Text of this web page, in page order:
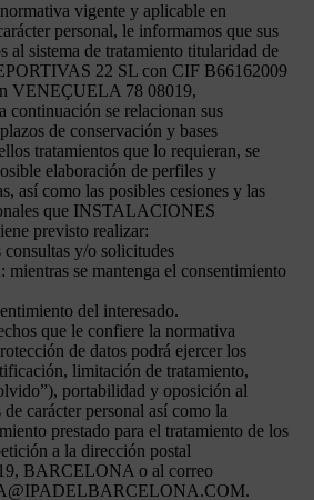
vigente y aplicable en
personal, le informamos que sus
al sistema de tratamiento titularidad de
22 SL con CIF B66162009
VENEÇUELA 78 08019,
se relacionan sus
de conservación y bases
tratamientos que lo requieran, se
elaboración de perfiles y
así como las posibles cesiones y las
que INSTALACIONES
previsto realizar:
y/o solicitudes
mientras se mantenga el consentimiento
del interesado.
que le confiere la normativa
de datos podrá ejercer los
limitación de tratamiento,
portabilidad y oposición al
carácter personal así como la
prestado para el tratamiento de los
a la dirección postal
BARCELONA o al correo